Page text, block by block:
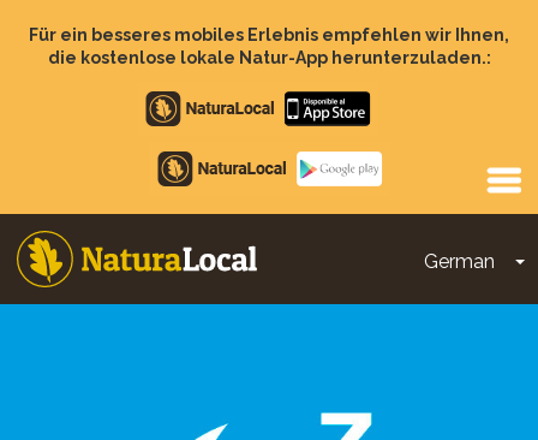
zumFür ein besseres mobiles Erlebnis empfehlen wir Ihnen,
die kostenlose lokale Natur-App herunterzuladen.:
Apple
store
Google
Play
German
Main